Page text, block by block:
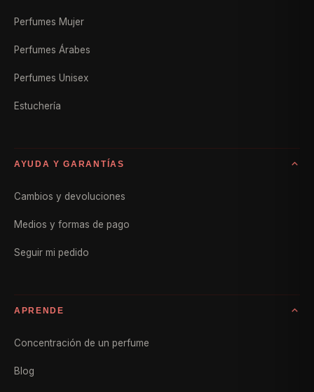
Perfumes Mujer
Perfumes Árabes
Perfumes Unisex
Estuchería
AYUDA Y GARANTÍAS
Cambios y devoluciones
Medios y formas de pago
Seguir mi pedido
APRENDE
Concentración de un perfume
Blog